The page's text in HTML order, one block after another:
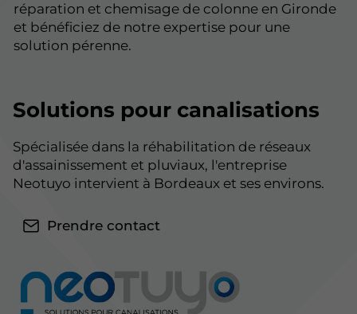
réparation et chemisage de colonne en Gironde
et bénéficiez de notre expertise pour une
solution pérenne.
Solutions pour canalisations
Spécialisée dans la réhabilitation de réseaux
d'assainissement et pluviaux, l'entreprise
Neotuyo intervient à Bordeaux et ses environs.
Prendre contact